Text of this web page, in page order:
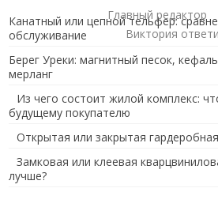
Главный редактор
Виктория
Канатный или цепной тельфер:
обслуживание
Берег Уреки: магнитный песок,
мерланг
Из чего состоит жилой комплекс:
будущему покупателю
Открытая или закрытая
Замковая или клеевая
лучше?